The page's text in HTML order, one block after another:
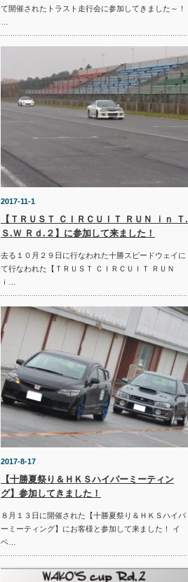
て開催されたトラスト走行会に参加してきました～！
2017-11-1
【ＴＲＵＳＴ ＣＩＲＣＵＩＴ ＲＵＮ ｉｎ Ｔ.
Ｓ.Ｗ Ｒｄ.２】に参加して来ました！
去る１０月２９日に行なわれた十勝スピードウェイに
て行なわれた【ＴＲＵＳＴ ＣＩＲＣＵＩＴ ＲＵＮ
ｉ…
2017-8-17
【十勝夏祭り＆ＨＫＳハイパーミーティン
グ】参加してきました！
８月１３日に開催された【十勝夏祭り＆ＨＫＳハイパ
ーミーティング】にお客様と参加して来ました！ イ
ベ…